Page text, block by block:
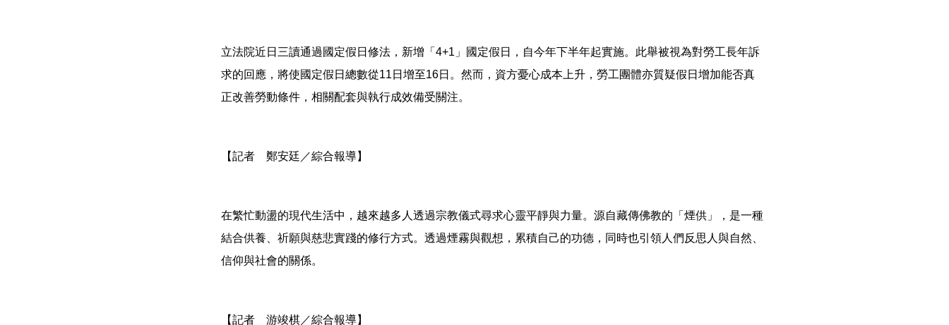
立法院近日三讀通過國定假日修法，新增「4+1」國定假日，自今年下半年起實施。此舉被視為對勞工長年訴
求的回應，將使國定假日總數從11日增至16日。然而，資方憂心成本上升，勞工團體亦質疑假日增加能否真
正改善勞動條件，相關配套與執行成效備受關注。
【記者 鄭安廷／綜合報導】
在繁忙動盪的現代生活中，越來越多人透過宗教儀式尋求心靈平靜與力量。源自藏傳佛教的「煙供」，是一種
結合供養、祈願與慈悲實踐的修行方式。透過煙霧與觀想，累積自己的功德，同時也引領人們反思人與自然、
信仰與社會的關係。
【記者 游竣棋／綜合報導】